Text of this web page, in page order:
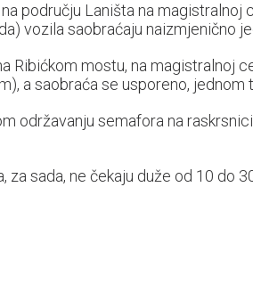
području Laništa na magistralnoj
vozila saobraćaju naizmjenično
Ribićkom mostu, na magistralnoj
a saobraća se usporeno, jednom
održavanju semafora na
za sada, ne čekaju duže od 10 do